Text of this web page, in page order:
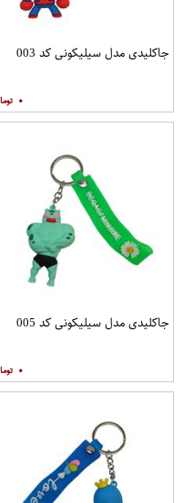
جاکلیدی مدل سیلیکونی کد 003
۰
جاکلیدی مدل سیلیکونی کد 005
۰